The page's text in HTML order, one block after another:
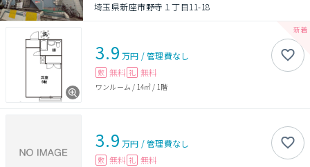
埼玉県新座市野寺１丁目11-18
3.9 万円 /管理費なし
敷 無料 礼 無料
ワンルーム / 14㎡ / 1階
3.9 万円 /管理費なし
敷 無料 礼 無料